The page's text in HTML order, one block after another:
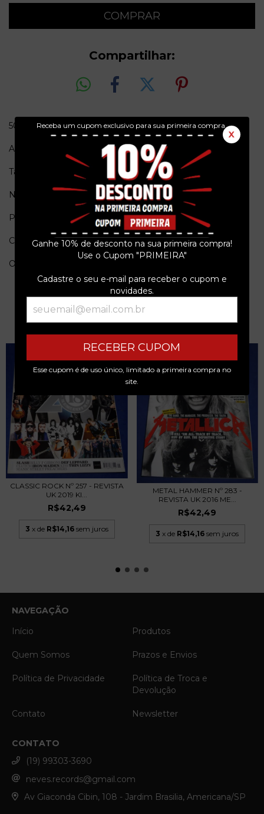
Receba um cupom exclusivo para sua primeira compra.
X
Ganhe 10% de desconto na sua primeira compra!
Use o Cupom "PRIMEIRA"
Cadastre o seu e-mail para receber o cupom e
novidades.
RECEBER CUPOM
Esse cupom é de uso único, limitado a primeira compra no
site.
Compartilhar:
50 Years of Rock Greatest Showmen
Ano = 2025
Tamanho = 27,5 cm X 21 cm
Número de páginas = ---
Pais de origem = USA
Conservação = Ex
Obs. = Lacrada.
PRODUTOS SIMILARES
CLASSIC ROCK Nº 257 - REVISTA
UK 2019 KI...
R$42,49
3 x de R$14,16 sem juros
METAL HAMMER Nº 283 -
REVISTA UK 2016 ME...
R$42,49
3 x de R$14,16 sem juros
NAVEGAÇÃO
Início
Produtos
Quem Somos Prazos e Envios
Política de Privacidade
Política de Troca e
Devolução
Contato Newsletter
CONTATO
(19) 99303-3690
neves.records@gmail.com
Av Giaconda Cibin, 108 - Jardim Brasilia, Americana/SP